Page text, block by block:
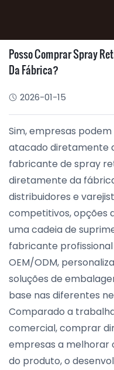
Posso Comprar Spray
Da Fábrica?
2026-01-15
Sim, empresas
atacado diretamente
fabricante de spray
diretamente da
distribuidores e
competitivos, opções
uma cadeia de
fabricante
OEM/ODM,
soluções de
base nas diferentes
Comparado a
comercial, comprar
empresas a melhorar
do produto, o